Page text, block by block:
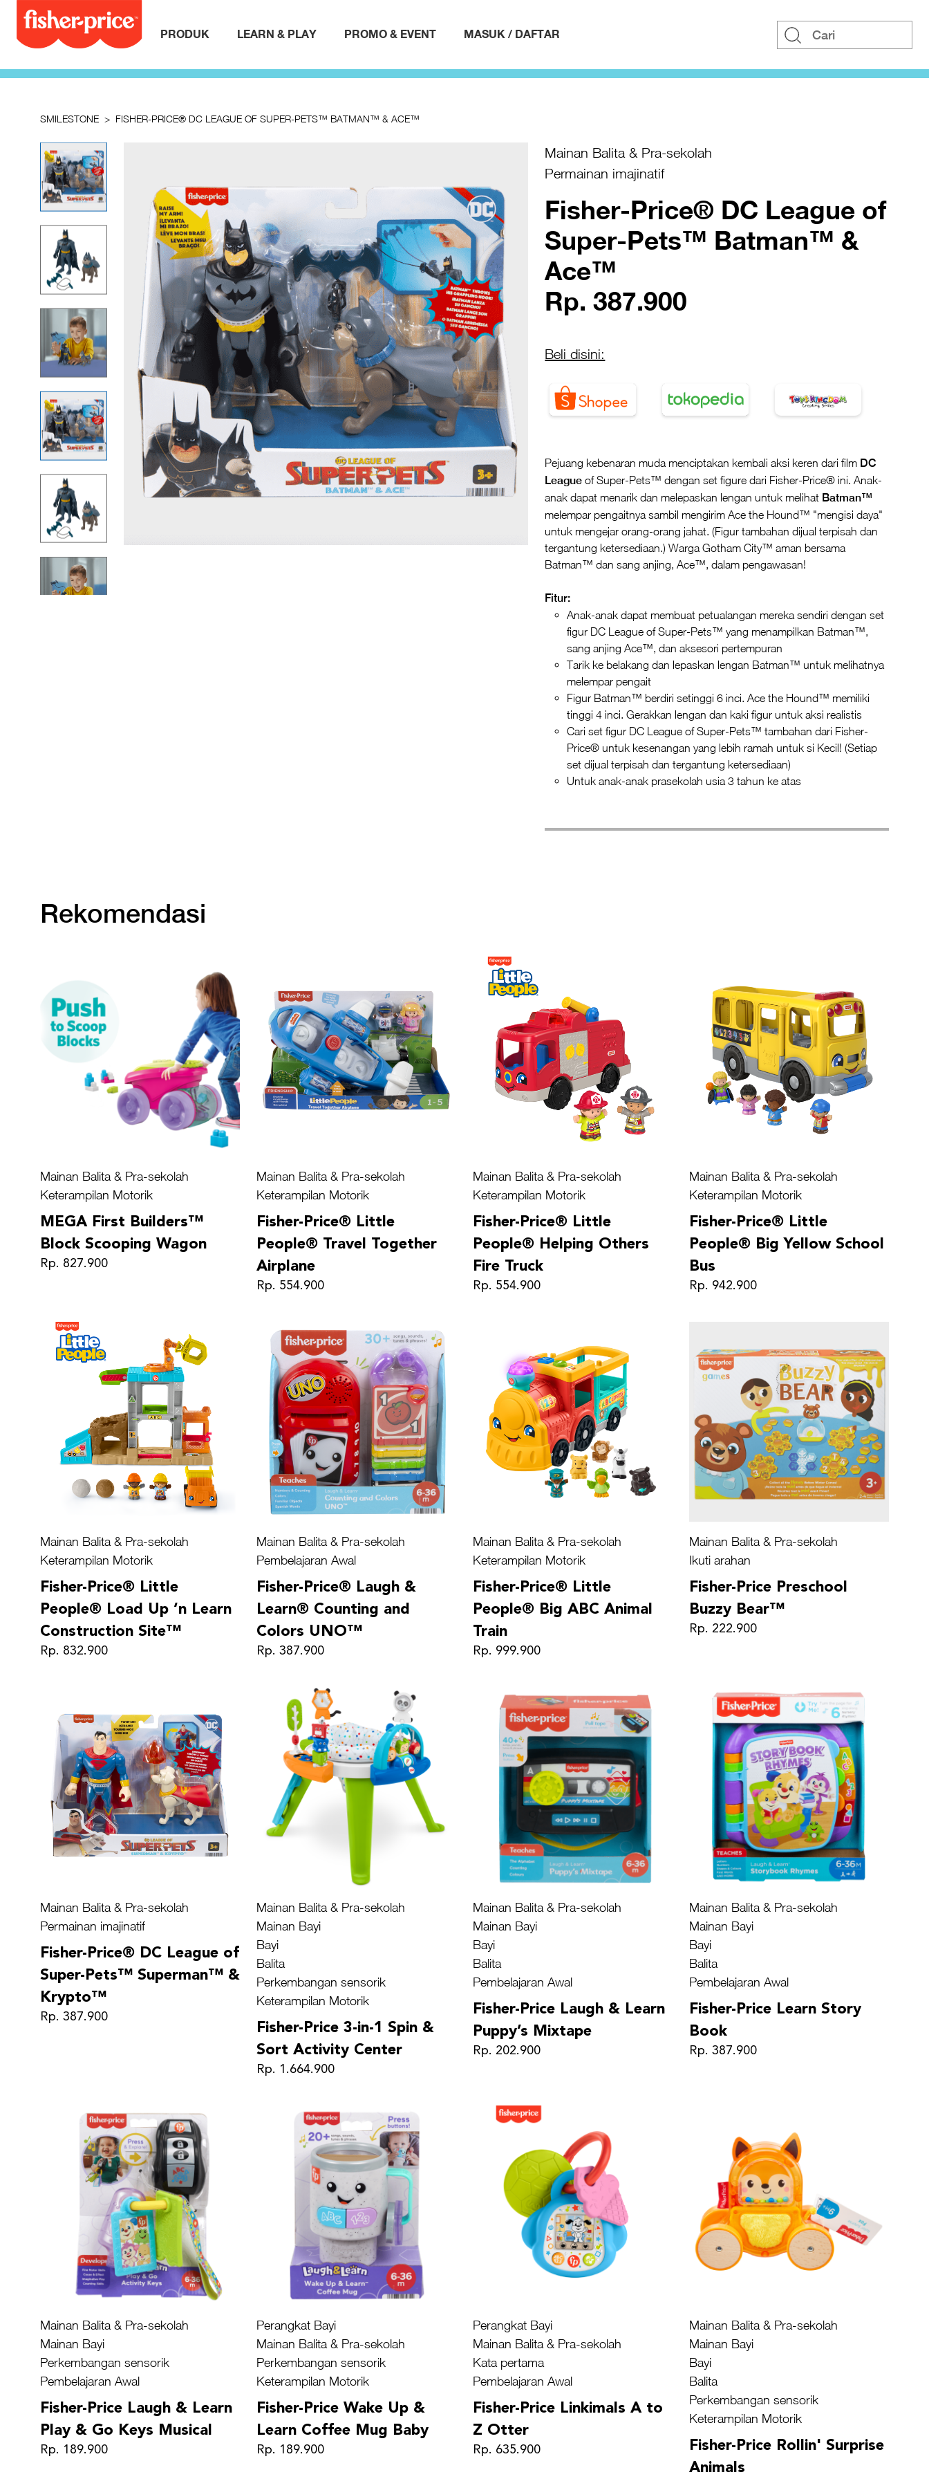
PRODUK LEARN & PLAY PROMO & EVENT MASUK / DAFTAR
SMILESTONE FISHER-PRICE® DC LEAGUE OF SUPER-PETS™ BATMAN™ & ACE™
Mainan Balita & Pra-sekolah
Permainan imajinatif
Fisher-Price® DC League of
Super-Pets™ Batman™ &
Ace™
Rp. 387.900
Beli disini:
Pejuang kebenaran muda menciptakan kembali aksi keren dari film DC
League of Super-Pets™ dengan set figure dari Fisher-Price® ini. Anak-
anak dapat menarik dan melepaskan lengan untuk melihat Batman™
melempar pengaitnya sambil mengirim Ace the Hound™ "mengisi daya"
untuk mengejar orang-orang jahat. (Figur tambahan dijual terpisah dan
tergantung ketersediaan.) Warga Gotham City™ aman bersama
Batman™ dan sang anjing, Ace™, dalam pengawasan!
Fitur:
Anak-anak dapat membuat petualangan mereka sendiri dengan set
figur DC League of Super-Pets™ yang menampilkan Batman™,
sang anjing Ace™, dan aksesori pertempuran
Tarik ke belakang dan lepaskan lengan Batman™ untuk melihatnya
melempar pengait
Figur Batman™ berdiri setinggi 6 inci. Ace the Hound™ memiliki
tinggi 4 inci. Gerakkan lengan dan kaki figur untuk aksi realistis
Cari set figur DC League of Super-Pets™ tambahan dari Fisher-
Price® untuk kesenangan yang lebih ramah untuk si Kecil! (Setiap
set dijual terpisah dan tergantung ketersediaan)
Untuk anak-anak prasekolah usia 3 tahun ke atas
Rekomendasi
Mainan Balita & Pra-sekolah
Keterampilan Motorik
MEGA First Builders™
Block Scooping Wagon
Rp. 827.900
Mainan Balita & Pra-sekolah
Keterampilan Motorik
Fisher-Price® Little
People® Travel Together
Airplane
Rp. 554.900
Mainan Balita & Pra-sekolah
Keterampilan Motorik
Fisher-Price® Little
People® Helping Others
Fire Truck
Rp. 554.900
Mainan Balita & Pra-sekolah
Keterampilan Motorik
Fisher-Price® Little
People® Big Yellow School
Bus
Rp. 942.900
Mainan Balita & Pra-sekolah
Keterampilan Motorik
Fisher-Price® Little
People® Load Up ‘n Learn
Construction Site™
Rp. 832.900
Mainan Balita & Pra-sekolah
Pembelajaran Awal
Fisher-Price® Laugh &
Learn® Counting and
Colors UNO™
Rp. 387.900
Mainan Balita & Pra-sekolah
Keterampilan Motorik
Fisher-Price® Little
People® Big ABC Animal
Train
Rp. 999.900
Mainan Balita & Pra-sekolah
Ikuti arahan
Fisher-Price Preschool
Buzzy Bear™
Rp. 222.900
Mainan Balita & Pra-sekolah
Permainan imajinatif
Fisher-Price® DC League of
Super-Pets™ Superman™ &
Krypto™
Rp. 387.900
Mainan Balita & Pra-sekolah
Mainan Bayi
Bayi
Balita
Perkembangan sensorik
Keterampilan Motorik
Fisher-Price 3-in-1 Spin &
Sort Activity Center
Rp. 1.664.900
Mainan Balita & Pra-sekolah
Mainan Bayi
Bayi
Balita
Pembelajaran Awal
Fisher-Price Laugh & Learn
Puppy’s Mixtape
Rp. 202.900
Mainan Balita & Pra-sekolah
Mainan Bayi
Bayi
Balita
Pembelajaran Awal
Fisher-Price Learn Story
Book
Rp. 387.900
Mainan Balita & Pra-sekolah
Mainan Bayi
Perkembangan sensorik
Pembelajaran Awal
Fisher-Price Laugh & Learn
Play & Go Keys Musical
Rp. 189.900
Perangkat Bayi
Mainan Balita & Pra-sekolah
Perkembangan sensorik
Keterampilan Motorik
Fisher-Price Wake Up &
Learn Coffee Mug Baby
Rp. 189.900
Perangkat Bayi
Mainan Balita & Pra-sekolah
Kata pertama
Pembelajaran Awal
Fisher-Price Linkimals A to
Z Otter
Rp. 635.900
Mainan Balita & Pra-sekolah
Mainan Bayi
Bayi
Balita
Perkembangan sensorik
Keterampilan Motorik
Fisher-Price Rollin' Surprise
Animals